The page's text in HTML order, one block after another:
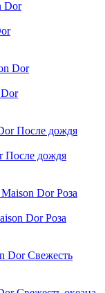
После дождя
Dor Роза